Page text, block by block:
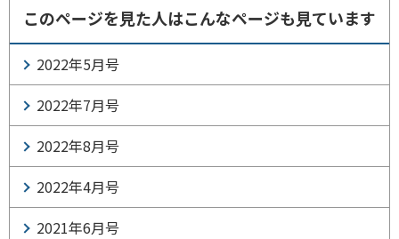
このページを見た人はこんなページも見ています
2022年5月号
2022年7月号
2022年8月号
2022年4月号
2021年6月号